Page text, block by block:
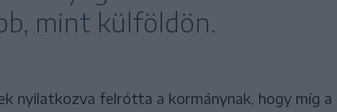
mint külföldön.
nyilatkozva felrótta a kormánynak, hogy míg a